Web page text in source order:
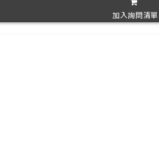
加入詢問清單